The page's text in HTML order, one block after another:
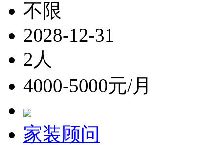
不限
2028-12-31
2人
4000-5000元/月
家装顾问